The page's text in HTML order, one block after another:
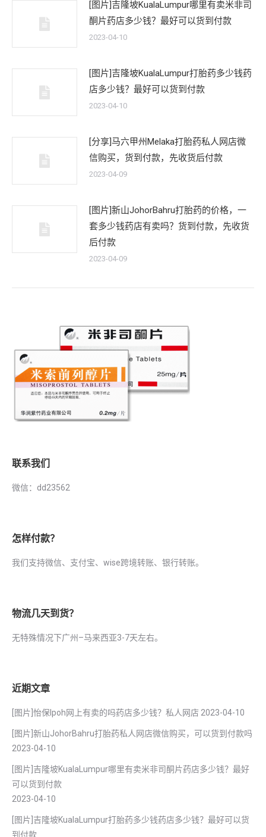
[图片]吉隆坡KualaLumpur哪里有卖米非司
酮片药店多少钱？最好可以货到付款
2023-04-10
[图片]吉隆坡KualaLumpur打胎药多少钱药
店多少钱？最好可以货到付款
2023-04-10
[分享]马六甲州Melaka打胎药私人网店微
信购买，货到付款，先收货后付款
2023-04-09
[图片]新山JohorBahru打胎药的价格，一
套多少钱药店有卖吗？货到付款，先收货
后付款
2023-04-09
联系我们
微信：dd23562
怎样付款？
我们支持微信、支付宝、wise跨境转账、银行转账。
物流几天到货？
无特殊情况下广州–马来西亚3-7天左右。
近期文章
[图片]怡保lpoh网上有卖的吗药店多少钱？私人网店 2023-04-10
[图片]新山JohorBahru打胎药私人网店微信购买，可以货到付款吗
2023-04-10
[图片]吉隆坡KualaLumpur哪里有卖米非司酮片药店多少钱？最好
可以货到付款
2023-04-10
[图片]吉隆坡KualaLumpur打胎药多少钱药店多少钱？最好可以货
到付款